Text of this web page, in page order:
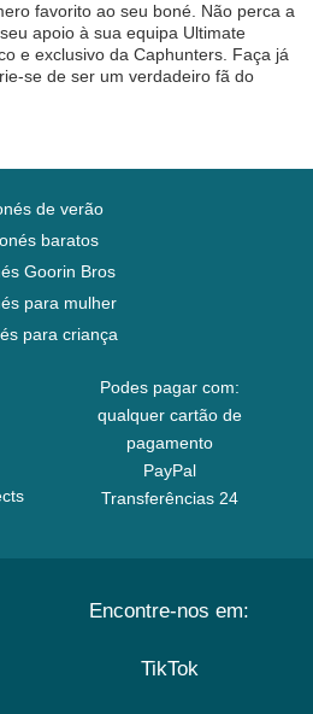
favorito ao seu boné. Não perca a
apoio à sua equipa Ultimate
e exclusivo da Caphunters. Faça já
se de ser um verdadeiro fã do
de verão
baratos
Goorin Bros
para mulher
para criança
Podes pagar com:
qualquer cartão de
pagamento
PayPal
Transferências 24
Encontre-nos em:
TikTok